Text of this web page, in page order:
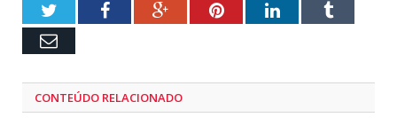
TwitterFacebookGoogle+PinterestLinkedInTumblr
Email
CONTEÚDO RELACIONADO